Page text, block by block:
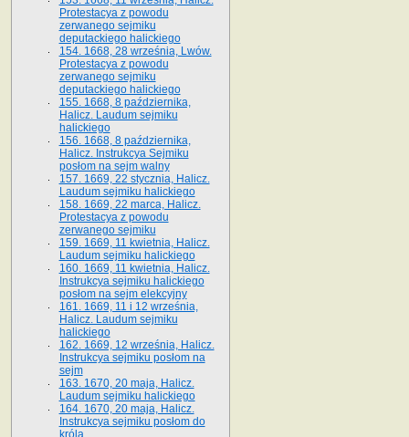
Protestacya z powodu
zerwanego sejmiku
deputackiego halickiego
154. 1668, 28 września, Lwów.
Protestacya z powodu
zerwanego sejmiku
deputackiego halickiego
155. 1668, 8 października,
Halicz. Laudum sejmiku
halickiego
156. 1668, 8 października,
Halicz. Instrukcya Sejmiku
posłom na sejm walny
157. 1669, 22 stycznia, Halicz.
Laudum sejmiku halickiego
158. 1669, 22 marca, Halicz.
Protestacya z powodu
zerwanego sejmiku
159. 1669, 11 kwietnia, Halicz.
Laudum sejmiku halickiego
160. 1669, 11 kwietnia, Halicz.
Instrukcya sejmiku halickiego
posłom na sejm elekcyjny
161. 1669, 11 i 12 września,
Halicz. Laudum sejmiku
halickiego
162. 1669, 12 września, Halicz.
Instrukcya sejmiku posłom na
sejm
163. 1670, 20 maja, Halicz.
Laudum sejmiku halickiego
164. 1670, 20 maja, Halicz.
Instrukcya sejmiku posłom do
króla